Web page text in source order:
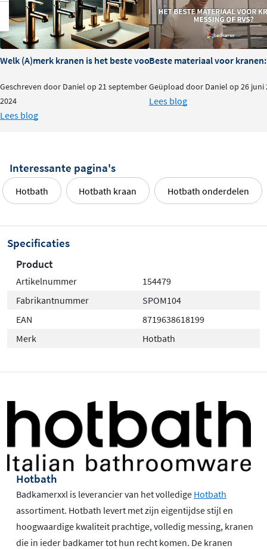
Welk (A)merk kranen is het beste voor je badkamer?
Geschreven door Daniel op 21 september
2024
Lees blog
Beste materiaal voor kranen:
Geüpload door Daniel op 26 juni
Lees blog
Interessante pagina's
Hotbath Hotbath kraan Hotbath onderdelen
Specificaties
Product
Artikelnummer
154479
Fabrikantnummer
SPOM104
EAN
8719638618199
Merk
Hotbath
Hotbath
Badkamerxxl is leverancier van het volledige Hotbath
assortiment. Hotbath levert met zijn eigentijdse stijl en
hoogwaardige kwaliteit prachtige, volledig messing, kranen
die in ieder badkamer tot hun recht komen. De kranen